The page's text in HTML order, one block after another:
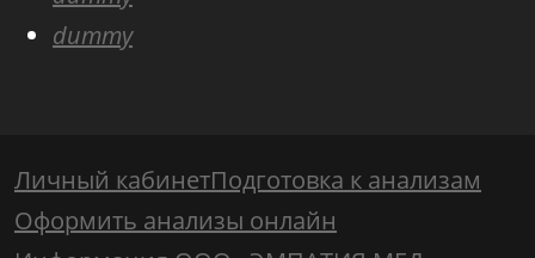
dummy
Личный кабинетПодготовка к анализам
Оформить анализы онлайн